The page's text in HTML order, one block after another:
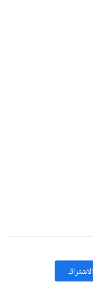
الاشتراك